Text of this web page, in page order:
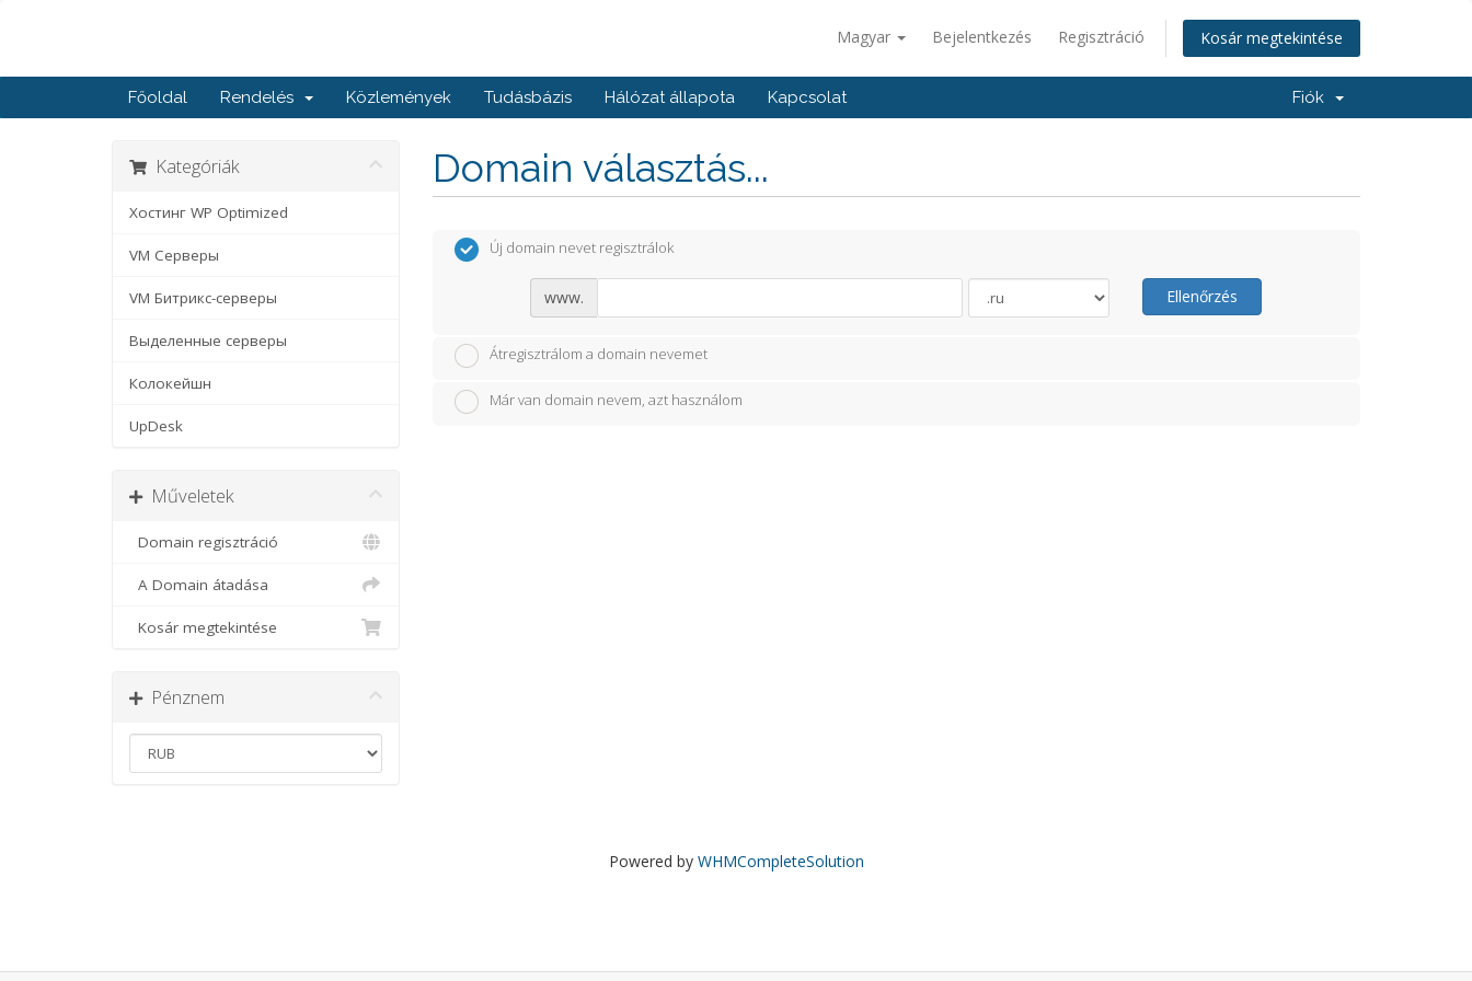
Magyar Bejelentkezés Regisztráció Kosár megtekintése
Főoldal Rendelés Közlemények Tudásbázis Hálózat állapota Kapcsolat Fiók
Domain választás...
Kategóriák
Хостинг WP Optimized
VM Серверы
VM Битрикс-серверы
Выделенные серверы
Колокейшн
UpDesk
Műveletek
Domain regisztráció
A Domain átadása
Kosár megtekintése
Pénznem
Új domain nevet regisztrálok
www. Ellenőrzés
Átregisztrálom a domain nevemet
Már van domain nevem, azt használom
Powered by WHMCompleteSolution